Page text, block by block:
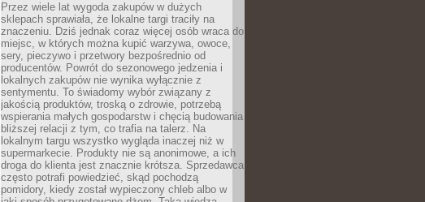
Przez wiele lat wygoda zakupów w dużych
sklepach sprawiała, że lokalne targi traciły na
znaczeniu. Dziś jednak coraz więcej osób wraca do
miejsc, w których można kupić warzywa, owoce,
sery, pieczywo i przetwory bezpośrednio od
producentów. Powrót do sezonowego jedzenia i
lokalnych zakupów nie wynika wyłącznie z
sentymentu. To świadomy wybór związany z
jakością produktów, troską o zdrowie, potrzebą
wspierania małych gospodarstw i chęcią budowania
bliższej relacji z tym, co trafia na talerz. Na
lokalnym targu wszystko wygląda inaczej niż w
supermarkecie. Produkty nie są anonimowe, a ich
droga do klienta jest znacznie krótsza. Sprzedawca
często potrafi powiedzieć, skąd pochodzą
pomidory, kiedy został wypieczony chleb albo w